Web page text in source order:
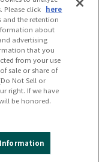
Reserved.
Please click here
and the retention
about
advertising
that you
from your use
sale or share of
Not Sell or
right. If we have
be honored.
Information